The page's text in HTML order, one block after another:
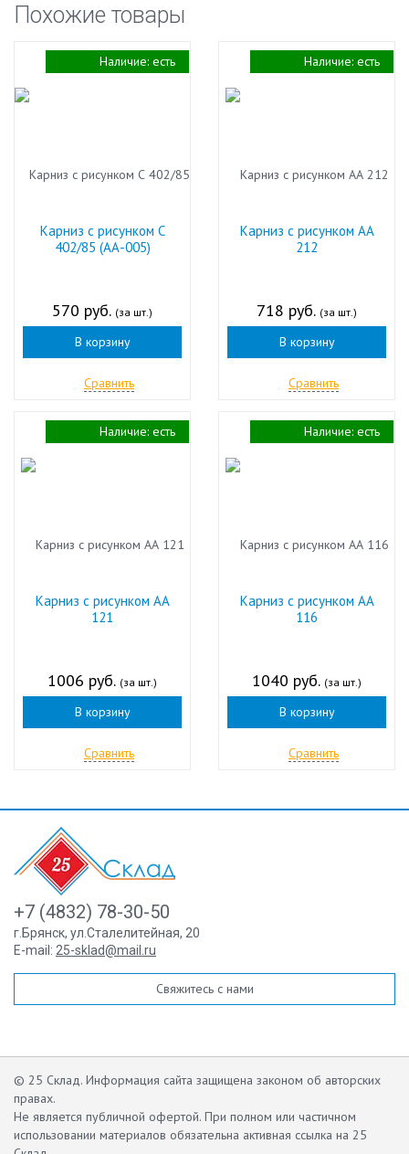
Похожие товары
Карниз с рисунком С
402/85 (АА-005)
570 руб. (за шт.)
В корзину
Сравнить
Наличие: есть
Карниз с рисунком АА
212
718 руб. (за шт.)
В корзину
Сравнить
Наличие: есть
Карниз с рисунком АА
121
1006 руб. (за шт.)
В корзину
Сравнить
Наличие: есть
Карниз с рисунком АА
116
1040 руб. (за шт.)
В корзину
Сравнить
Наличие: есть
+7 (4832) 78-30-50
г.Брянск, ул.Сталелитейная, 20
E-mail: 25-sklad@mail.ru
Свяжитесь с нами
© 25 Склад. Информация сайта защищена законом об авторских
правах.
Не является публичной офертой. При полном или частичном
использовании материалов обязательна активная ссылка на 25